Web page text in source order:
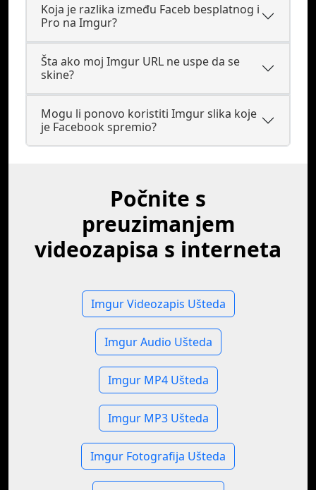
Koja je razlika između Faceb besplatnog i
Pro na Imgur?
Šta ako moj Imgur URL ne uspe da se
skine?
Mogu li ponovo koristiti Imgur slika koje
je Facebook spremio?
Počnite s
preuzimanjem
videozapisa s interneta
Imgur Videozapis Ušteda
Imgur Audio Ušteda
Imgur MP4 Ušteda
Imgur MP3 Ušteda
Imgur Fotografija Ušteda